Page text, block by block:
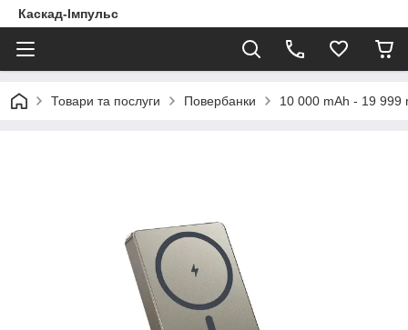
Каскад-Імпульс
Товари та послуги Повербанки 10 000 mAh - 19 999